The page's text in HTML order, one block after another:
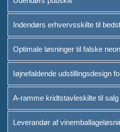
Indendørs erhvervsskilte til
Optimale løsninger til falske
Iøjnefaldende udstillingsdesign
A-ramme kridtstavleskilte til salg
Leverandør af